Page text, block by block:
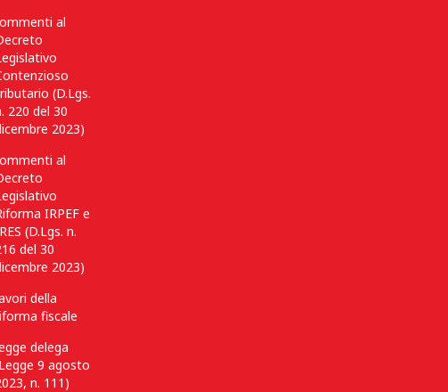
al
(D.Lgs.
220 del 30
2023)
al
IRPEF e
(D.Lgs. n.
del 30
2023)
della
fiscale
delega
9 agosto
n. 111)